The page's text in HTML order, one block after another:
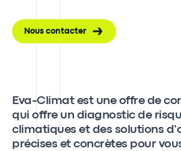
Nous contacter
Eva-Climat est une offre de
qui offre un diagnostic de
climatiques et des solutions
précises et concrètes pour